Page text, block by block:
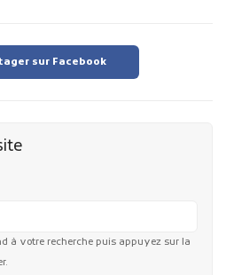
sur Facebook
à votre recherche puis appuyez sur la